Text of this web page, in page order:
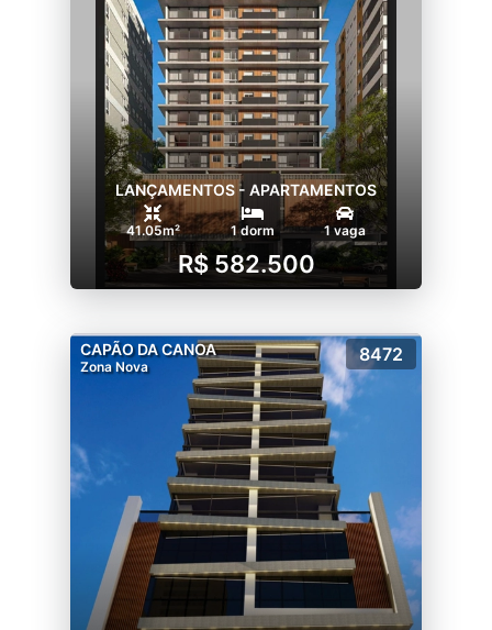
LANÇAMENTOS - APARTAMENTOS
41.05m² 1 dorm 1 vaga
R$ 582.500
CAPÃO DA CANOA
Zona Nova
8472